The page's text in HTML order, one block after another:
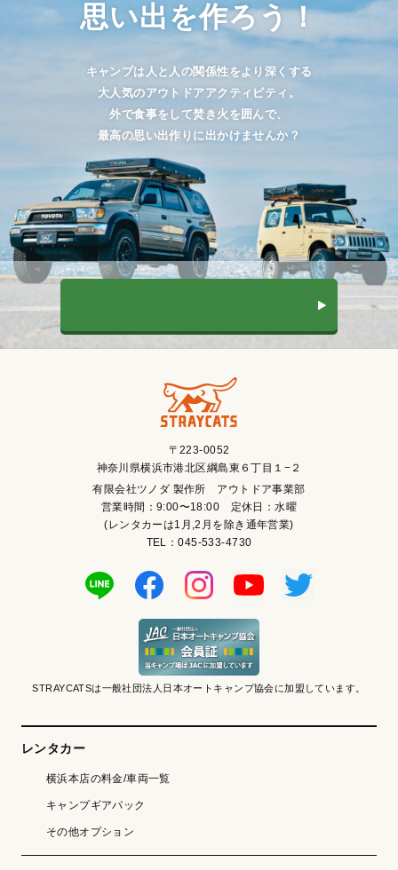
思い出を作ろう！
キャンプは人と人の関係性をより深くする
大人気のアウトドアアクティビティ。
外で食事をして焚き火を囲んで、
最高の思い出作りに出かけませんか？
〒223-0052
神奈川県横浜市港北区綱島東６丁目１−２
有限会社ツノダ 製作所 アウトドア事業部
営業時間：9:00〜18:00 定休日：水曜
(レンタカーは1月,2月を除き通年営業)
TEL：045-533-4730
STRAYCATSは一般社団法人日本オートキャンプ協会に加盟しています。
レンタカー
横浜本店の料金/車両一覧
キャンプギアパック
その他オプション